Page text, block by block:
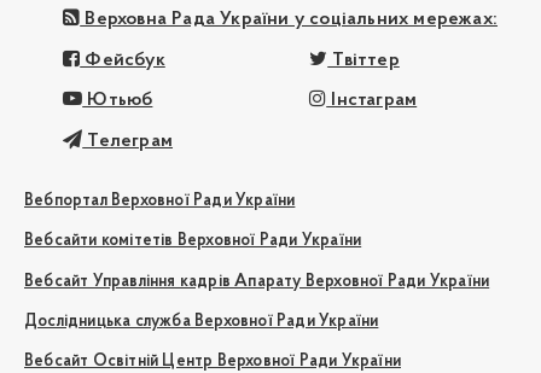
Верховна Рада України у соціальних мережах:
Фейсбук Твіттер
Ютьюб Інстаграм
Телеграм
Вебпортал Верховної Ради України
Вебсайти комітетів Верховної Ради України
Вебсайт Управління кадрів Апарату Верховної Ради України
Дослідницька служба Верховної Ради України
Вебсайт Освітній Центр Верховної Ради України